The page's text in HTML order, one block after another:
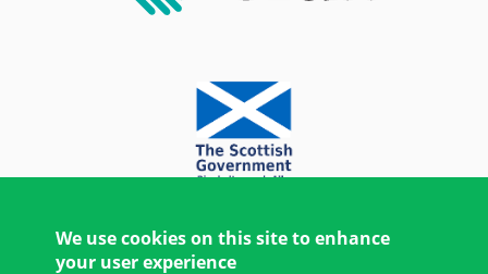
We use cookies on this site to enhance
your user experience